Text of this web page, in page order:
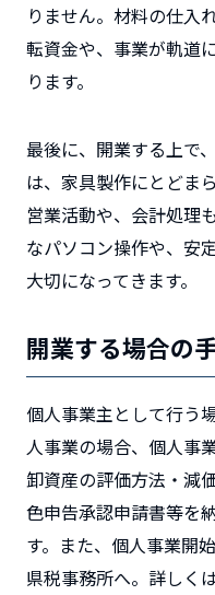
りません。材料の仕入
転資金や、事業が軌道
ります。
最後に、開業する上で
は、家具製作にとどま
営業活動や、会計処理
なパソコン操作や、安
大切になってきます。
開業する場合の
個人事業主として行う
人事業の場合、個人事
卸資産の評価方法・減
色申告承認申請書等を
す。また、個人事業開
県税事務所へ。詳しく